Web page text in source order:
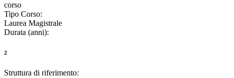
corso
Tipo Corso:
Laurea Magistrale
Durata (anni):
2
Struttura di riferimento: